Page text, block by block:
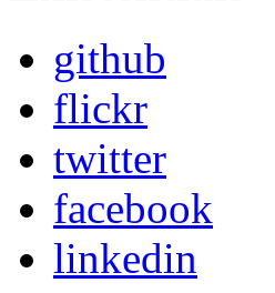
github
flickr
twitter
facebook
linkedin